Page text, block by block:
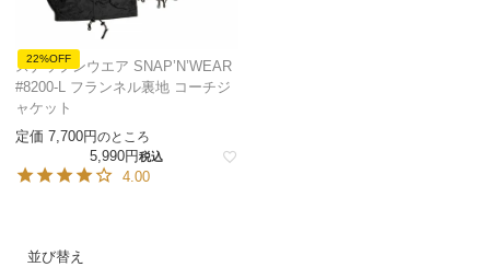
22%OFF
スナップンウエア SNAP’N’WEAR
#8200-L フランネル裏地 コーチジ
ャケット
定価 7,700 のところ
5,990 税込
4.00
並び替え